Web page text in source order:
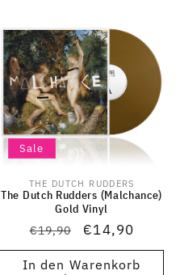
Sale
Anbieter:
THE DUTCH RUDDERS
The Dutch Rudders (Malchance)
Gold Vinyl
Normaler
Preis
€19,90 Verkaufspreis
€14,90
In den Warenkorb